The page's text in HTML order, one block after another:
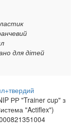
для дітей
РР "Trainer cup" з
"Actiflex")